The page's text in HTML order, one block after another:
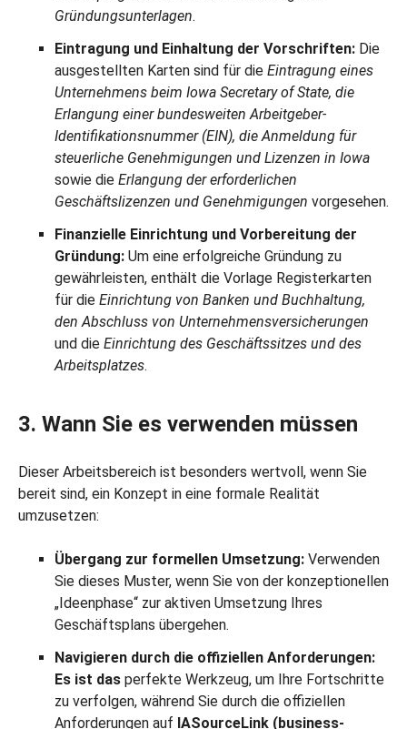
Gründungsunterlagen.
Eintragung und Einhaltung der Vorschriften: Die
ausgestellten Karten sind für die Eintragung eines
Unternehmens beim Iowa Secretary of State, die
Erlangung einer bundesweiten Arbeitgeber-
Identifikationsnummer (EIN), die Anmeldung für
steuerliche Genehmigungen und Lizenzen in Iowa
sowie die Erlangung der erforderlichen
Geschäftslizenzen und Genehmigungen vorgesehen.
Finanzielle Einrichtung und Vorbereitung der
Gründung: Um eine erfolgreiche Gründung zu
gewährleisten, enthält die Vorlage Registerkarten
für die Einrichtung von Banken und Buchhaltung,
den Abschluss von Unternehmensversicherungen
und die Einrichtung des Geschäftssitzes und des
Arbeitsplatzes.
3. Wann Sie es verwenden müssen
Dieser Arbeitsbereich ist besonders wertvoll, wenn Sie
bereit sind, ein Konzept in eine formale Realität
umzusetzen:
Übergang zur formellen Umsetzung: Verwenden
Sie dieses Muster, wenn Sie von der konzeptionellen
„Ideenphase“ zur aktiven Umsetzung Ihres
Geschäftsplans übergehen.
Navigieren durch die offiziellen Anforderungen:
Es ist das perfekte Werkzeug, um Ihre Fortschritte
zu verfolgen, während Sie durch die offiziellen
Anforderungen auf IASourceLink (business-